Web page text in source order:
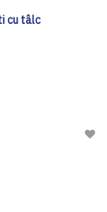
cu tâlc